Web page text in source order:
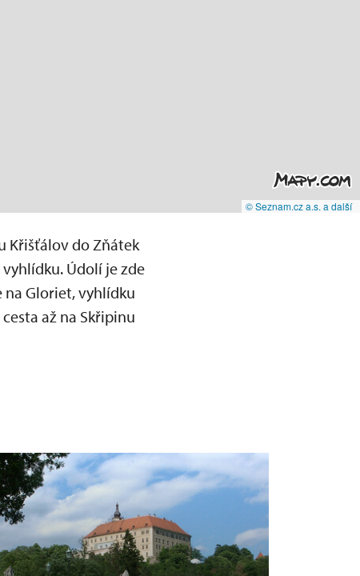
© Seznam.cz a.s. a další
Křišťálov do Zňátek
Údolí je zde
na Gloriet, vyhlídku
až na Skřipinu